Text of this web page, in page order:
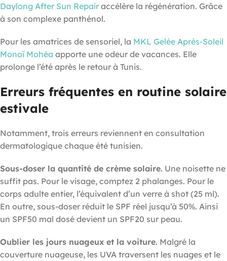
Daylong After Sun Repair accélère la régénération. Grâce
à son complexe panthénol.
Pour les amatrices de sensoriel, la MKL Gelée Après-Soleil
Monoï Mohéa apporte une odeur de vacances. Elle
prolonge l’été après le retour à Tunis.
Erreurs fréquentes en routine solaire
estivale
Notamment, trois erreurs reviennent en consultation
dermatologique chaque été tunisien.
Sous-doser la quantité de crème solaire. Une noisette ne
suffit pas. Pour le visage, comptez 2 phalanges. Pour le
corps adulte entier, l’équivalent d’un verre à shot (25 ml).
En outre, sous-doser réduit le SPF réel jusqu’à 50%. Ainsi
un SPF50 mal dosé devient un SPF20 sur peau.
Oublier les jours nuageux et la voiture. Malgré la
couverture nuageuse, les UVA traversent les nuages et le